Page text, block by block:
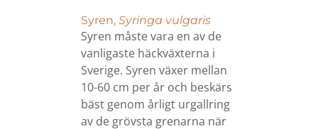
Syren, Syringa vulgaris
Syren måste vara en av de
vanligaste häckväxterna i
Sverige. Syren växer mellan
10-60 cm per år och beskärs
bäst genom årligt urgallring
av de grövsta grenarna när